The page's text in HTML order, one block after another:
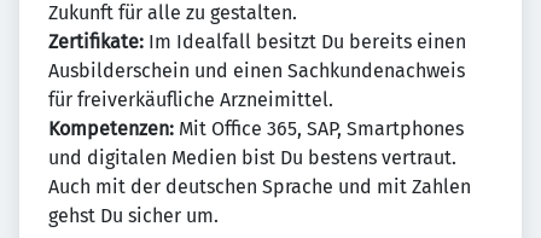
Zukunft für alle zu gestalten.
Zertifikate: Im Idealfall besitzt Du bereits einen
Ausbilderschein und einen Sachkundenachweis
für freiverkäufliche Arzneimittel.
Kompetenzen: Mit Office 365, SAP, Smartphones
und digitalen Medien bist Du bestens vertraut.
Auch mit der deutschen Sprache und mit Zahlen
gehst Du sicher um.